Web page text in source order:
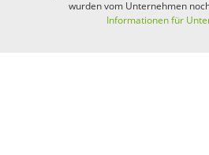
wurden vom Unternehmen
Informationen für